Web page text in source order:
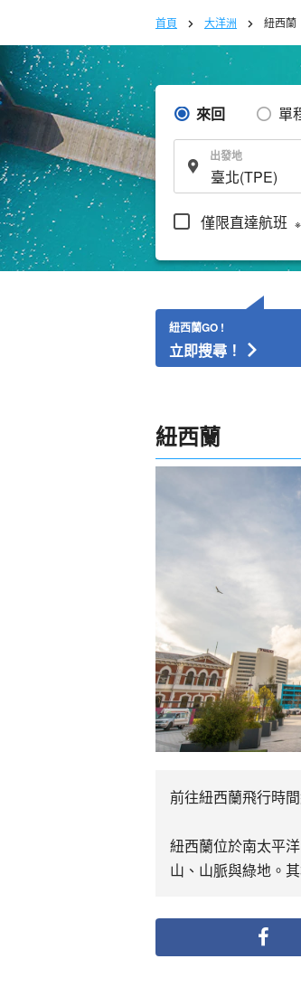
首頁 大洋洲 紐西蘭
來回 單
出發地
僅限直達航班
紐西蘭GO !
立即搜尋！
紐西蘭
前往紐西蘭飛行時
紐西蘭位於南太平
山、山脈與綠地。